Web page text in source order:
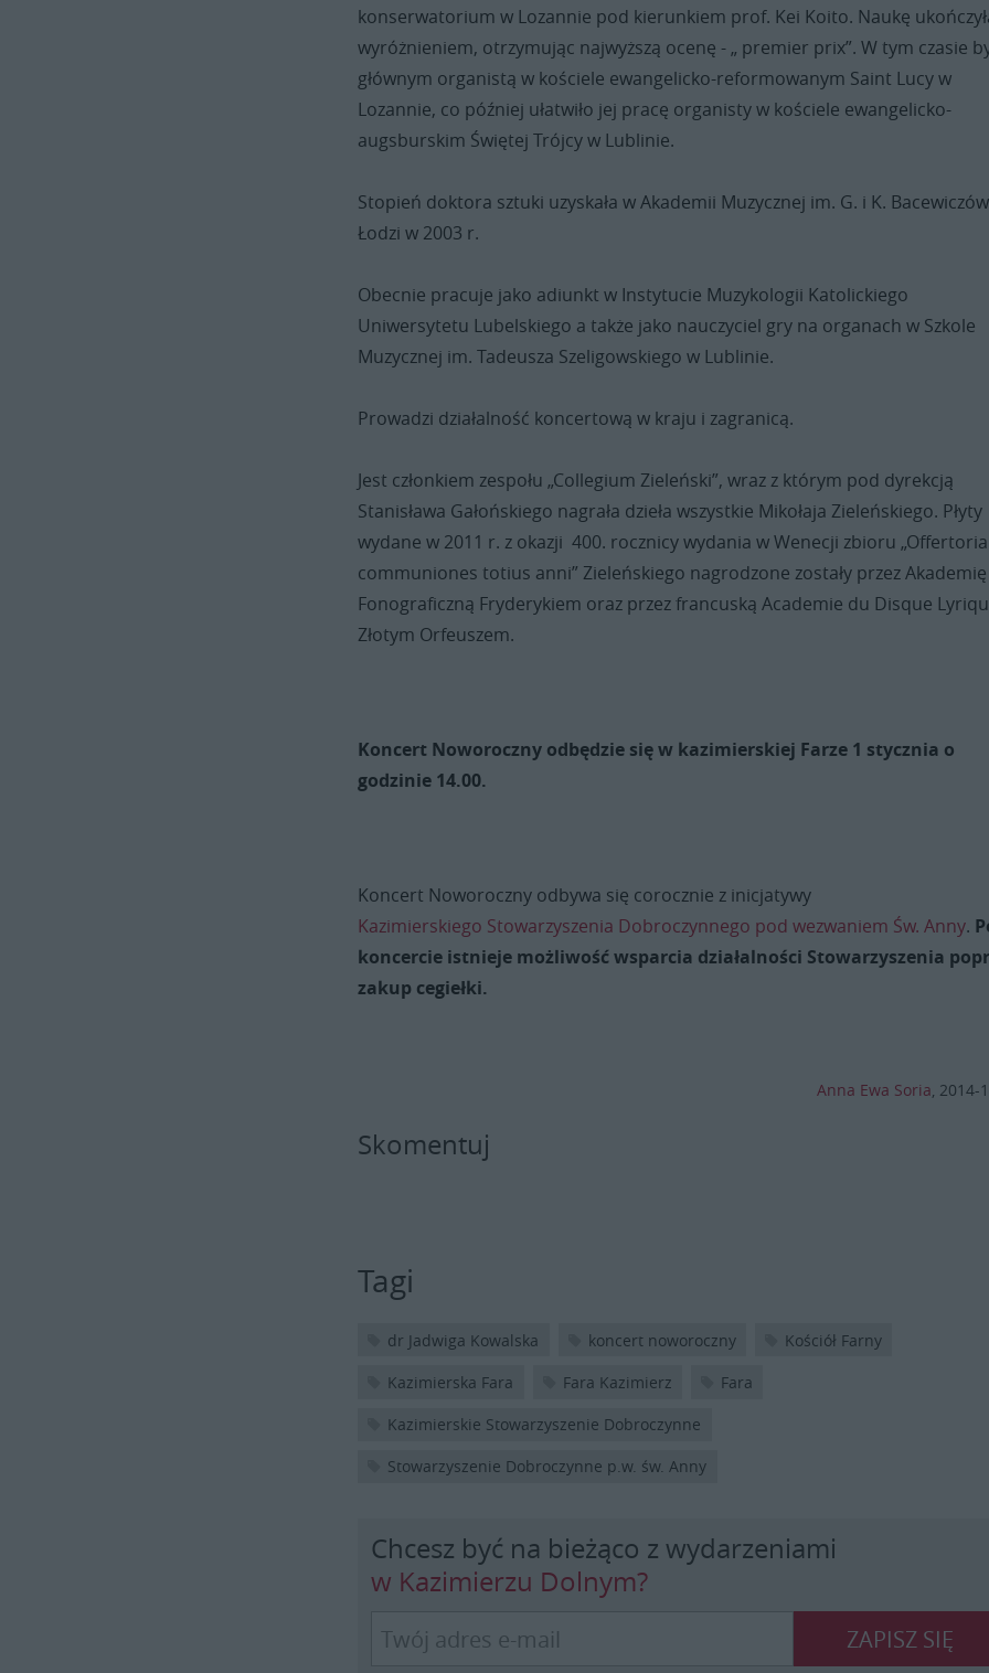
konserwatorium w Lozannie pod kierunkiem prof. Kei Koito. Naukę
wyróżnieniem, otrzymując najwyższą ocenę - „ premier prix”. W tym czasie
głównym organistą w kościele ewangelicko-reformowanym Saint Lucy w
Lozannie, co później ułatwiło jej pracę organisty w kościele ewangelicko-
augsburskim Świętej Trójcy w Lublinie.
Stopień doktora sztuki uzyskała w Akademii Muzycznej im. G. i K.
Łodzi w 2003 r.
Obecnie pracuje jako adiunkt w Instytucie Muzykologii Katolickiego
Uniwersytetu Lubelskiego a także jako nauczyciel gry na organach w Szkole
Muzycznej im. Tadeusza Szeligowskiego w Lublinie.
Prowadzi działalność koncertową w kraju i zagranicą.
Jest członkiem zespołu „Collegium Zieleński”, wraz z którym pod dyrekcją
Stanisława Gałońskiego nagrała dzieła wszystkie Mikołaja Zieleńskiego. Płyty
wydane w 2011 r. z okazji 400. rocznicy wydania w Wenecji zbioru
communiones totius anni” Zieleńskiego nagrodzone zostały przez Akademię
Fonograficzną Fryderykiem oraz przez francuską Academie du Disque
Złotym Orfeuszem.
Koncert Noworoczny odbędzie się w kazimierskiej Farze 1 stycznia o
godzinie 14.00.
Koncert Noworoczny odbywa się corocznie z inicjatywy
Kazimierskiego Stowarzyszenia Dobroczynnego pod wezwaniem Św. Anny.
koncercie istnieje możliwość wsparcia działalności Stowarzyszenia
zakup cegiełki.
Anna Ewa Soria, 2014-
Skomentuj
Tagi
dr Jadwiga Kowalska koncert noworoczny Kościół Farny
Kazimierska Fara Fara Kazimierz Fara
Kazimierskie Stowarzyszenie Dobroczynne
Stowarzyszenie Dobroczynne p.w. św. Anny
Chcesz być na bieżąco z wydarzeniami
w Kazimierzu Dolnym?
ZAPISZ SIĘ